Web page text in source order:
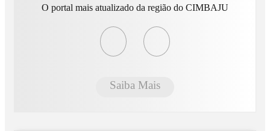
O portal mais atualizado da região do CIMBAJU
Saiba Mais